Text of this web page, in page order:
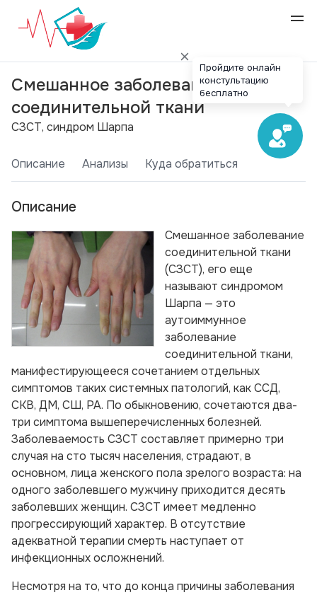
Смешанное заболевание
соединительной ткани
СЗСТ, синдром Шарпа
Описание Анализы Куда обратиться
Описание
Смешанное заболевание
соединительной ткани
(СЗСТ), его еще
называют синдромом
Шарпа — это
аутоиммунное
заболевание
соединительной ткани,
манифестирующееся сочетанием отдельных
симптомов таких системных патологий, как ССД,
СКВ, ДМ, СШ, РА. По обыкновению, сочетаются два-
три симптома вышеперечисленных болезней.
Заболеваемость СЗСТ составляет примерно три
случая на сто тысяч населения, страдают, в
основном, лица женского пола зрелого возраста: на
одного заболевшего мужчину приходится десять
заболевших женщин. СЗСТ имеет медленно
прогрессирующий характер. В отсутствие
адекватной терапии смерть наступает от
инфекционных осложнений.
Несмотря на то, что до конца причины заболевания
Пройдите онлайн
констультацию
бесплатно